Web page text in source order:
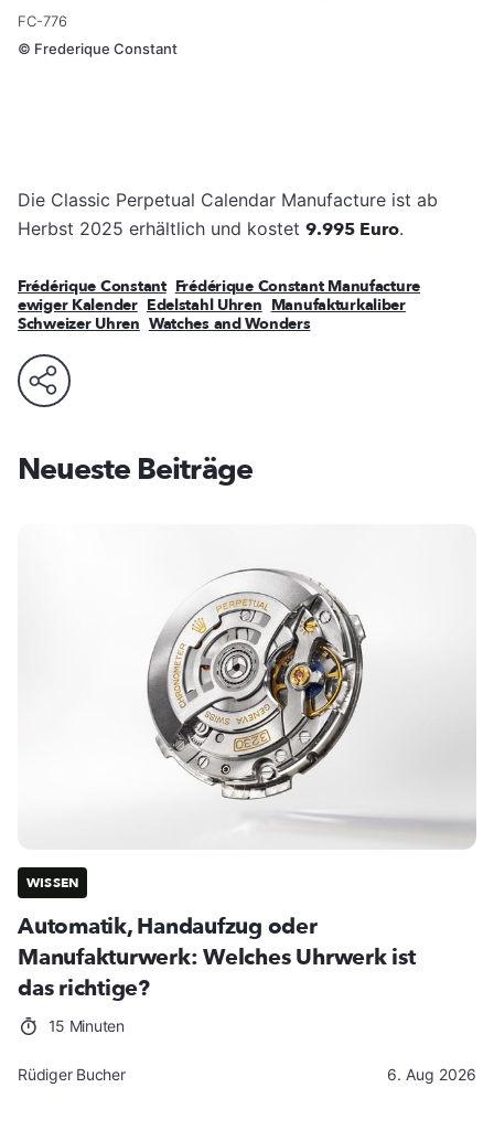
FC-776
© Frederique Constant
Die Classic Perpetual Calendar Manufacture ist ab
Herbst 2025 erhältlich und kostet 9.995 Euro.
Frédérique Constant Frédérique Constant Manufacture
ewiger Kalender Edelstahl Uhren Manufakturkaliber
Schweizer Uhren Watches and Wonders
Neueste Beiträge
WISSEN
Automatik, Handaufzug oder
Manufakturwerk: Welches Uhrwerk ist
das richtige?
15 Minuten
Rüdiger Bucher 6. Aug 2026